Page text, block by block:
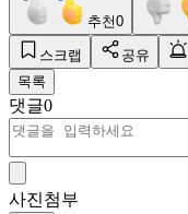
추천0
스크랩 공유
목록
댓글0
사진첨부